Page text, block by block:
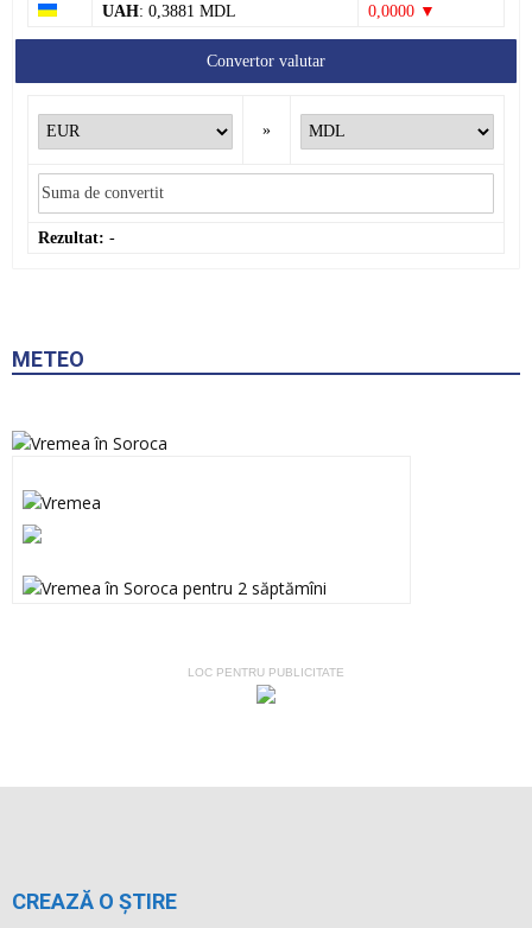
UAH: 0,3881 MDL 0,0000 ▼
Convertor valutar
»
Rezultat: -
METEO
LOC PENTRU PUBLICITATE
CREAZĂ O ȘTIRE